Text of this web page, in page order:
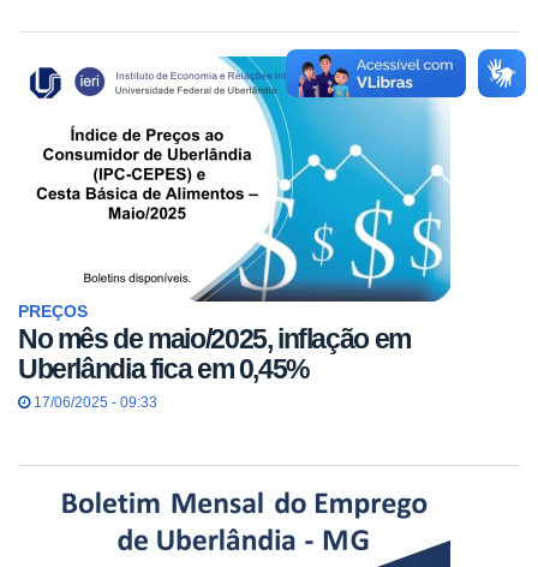
PREÇOS
No mês de maio/2025, inflação em
Uberlândia fica em 0,45%
17/06/2025 - 09:33